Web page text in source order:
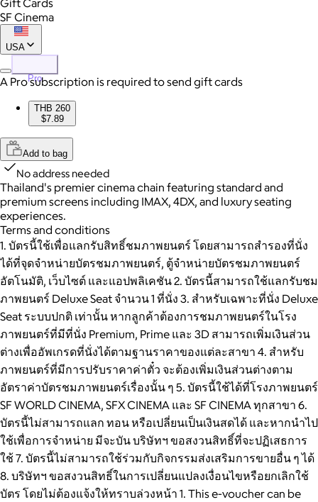
Gift Cards
SF Cinema
USA
Pro
A Pro subscription is required to send gift cards
THB 260
$7.89
Add to bag
No address needed
Thailand's premier cinema chain featuring standard and
premium screens including IMAX, 4DX, and luxury seating
experiences.
Terms and conditions
1. บัตรนี้ใช้เพื่อแลกรับสิทธิ์ชมภาพยนตร์ โดยสามารถสำรองที่นั่ง
ได้ที่จุดจำหน่ายบัตรชมภาพยนตร์, ตู้จำหน่ายบัตรชมภาพยนตร์
อัตโนมัติ, เว็บไซต์ และแอปพลิเคชัน 2. บัตรนี้สามารถใช้แลกรับชม
ภาพยนตร์ Deluxe Seat จำนวน 1 ที่นั่ง 3. สำหรับเฉพาะที่นั่ง Deluxe
Seat ระบบปกติ เท่านั้น หากลูกค้าต้องการชมภาพยนตร์ในโรง
ภาพยนตร์ที่มีที่นั่ง Premium, Prime และ 3D สามารถเพิ่มเงินส่วน
ต่างเพื่ออัพเกรดที่นั่งได้ตามฐานราคาของแต่ละสาขา 4. สำหรับ
ภาพยนตร์ที่มีการปรับราคาค่าตั๋ว จะต้องเพิ่มเงินส่วนต่างตาม
อัตราค่าบัตรชมภาพยนตร์เรื่องนั้น ๆ 5. บัตรนี้ใช้ได้ที่โรงภาพยนตร์
SF WORLD CINEMA, SFX CINEMA และ SF CINEMA ทุกสาขา 6.
บัตรนี้ไม่สามารถแลก ทอน หรือเปลี่ยนเป็นเงินสดได้ และหากนำไป
ใช้เพื่อการจำหน่าย มีจะบัน บริษัทฯ ขอสงวนสิทธิ์ที่จะปฏิเสธการ
ใช้ 7. บัตรนี้ไม่สามารถใช้ร่วมกับกิจกรรมส่งเสริมการขายอื่น ๆ ได้
8. บริษัทฯ ขอสงวนสิทธิ์ในการเปลี่ยนแปลงเงื่อนไขหรือยกเลิกใช้
บัตร โดยไม่ต้องแจ้งให้ทราบล่วงหน้า 1. This e-voucher can be